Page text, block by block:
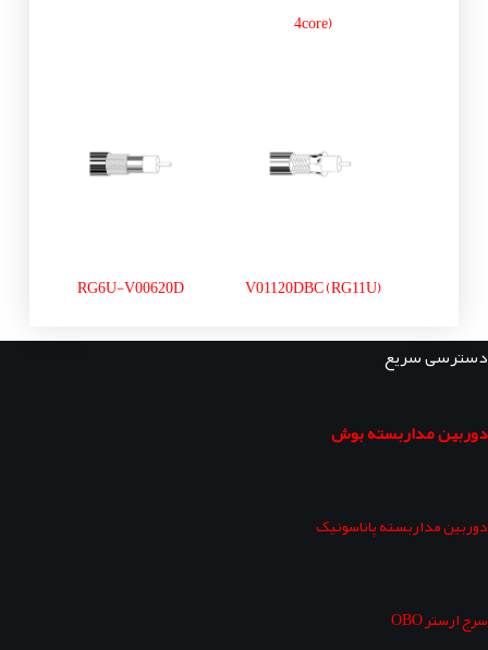
4core)
V01120DBC (RG11U)
RG6U-V00620D
دسترسی سریع
دوربین مداربسته بوش
دوربین مداربسته پاناسونیک
سرج ارستر OBO